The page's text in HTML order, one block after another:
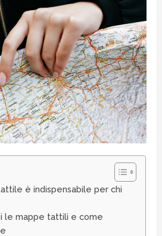
è indispensabile per chi
le mappe tattili e come